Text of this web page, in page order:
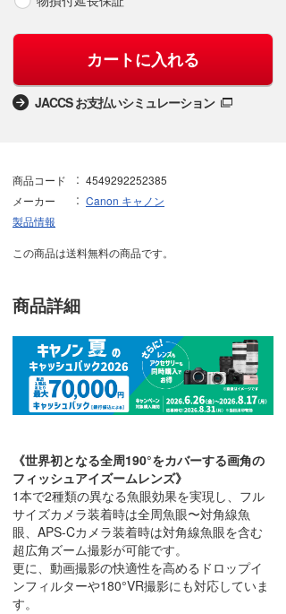
カートに入れる
JACCS お支払いシミュレーション
商品コード
4549292252385
メーカー
Canon キャノン
製品情報
この商品は送料無料の商品です。
商品詳細
《世界初となる全周190°をカバーする画角の
フィッシュアイズームレンズ》
1本で2種類の異なる魚眼効果を実現し、フル
サイズカメラ装着時は全周魚眼〜対角線魚
眼、APS-Cカメラ装着時は対角線魚眼を含む
超広角ズーム撮影が可能です。
更に、動画撮影の快適性を高めるドロップイ
ンフィルターや180°VR撮影にも対応していま
す。